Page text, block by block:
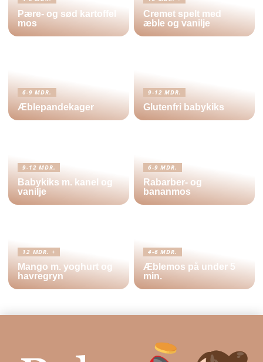
Pære- og sød kartoffel
mos
Cremet spelt med
æble og vanilje
6-9 MDR.
Æblepandekager
9-12 MDR.
Glutenfri babykiks
9-12 MDR.
Babykiks m. kanel og
vanilje
6-9 MDR.
Rabarber- og
bananmos
12 MDR. +
Mango m. yoghurt og
havregryn
4-6 MDR.
Æblemos på under 5
min.